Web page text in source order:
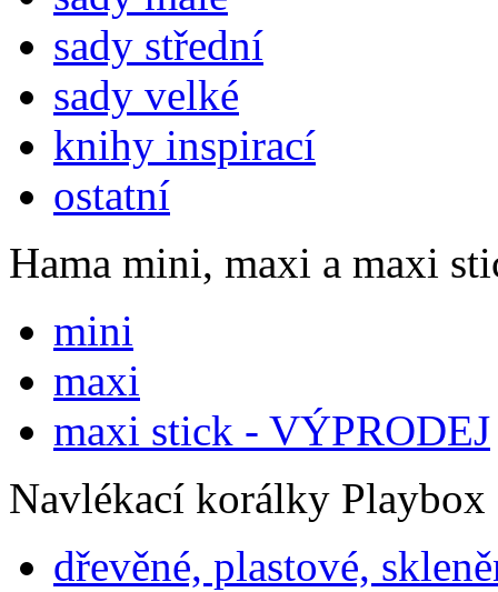
sady střední
sady velké
knihy inspirací
ostatní
Hama mini, maxi a maxi
mini
maxi
maxi stick - VÝPRODEJ
Navlékací korálky Playbox
dřevěné, plastové,